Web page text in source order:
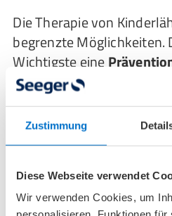
Zustimmung
Diese Webseite verwendet
Wir verwenden Cookies, um
Die Therapie von
begrenzte Möglichkeiten.
Wichtigste eine
die den weitaus
darstellen und eine
Kinderlähmung von
meisten Orte der Welt
Polio – in Gebieten wie
Afghanistan kam es